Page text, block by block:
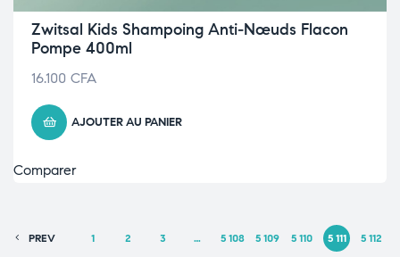
Zwitsal Kids Shampoing Anti-Nœuds Flacon
Pompe 400ml
16.100 CFA
AJOUTER AU PANIER
Comparer
PREV 1 2 3 … 5 108 5 109 5 110 5 111 5 112